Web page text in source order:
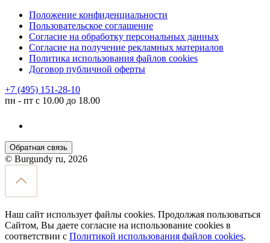
Положение конфиденциальности
Пользовательское соглашение
Согласие на обработку персональных данных
Согласие на получение рекламных материалов
Политика использования файлов cookies
Договор публичной оферты
+7 (495) 151-28-10
пн - пт с 10.00 до 18.00
Обратная связь
© Burgundy ru, 2026
Наш сайт использует файлы cookies. Продолжая пользоваться
Сайтом, Вы даете согласие на использование cookies в
соответствии с Политикой использования файлов cookies.